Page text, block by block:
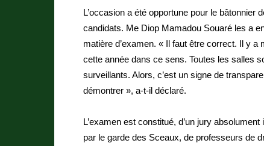
L’occasion a été opportune pour le bâtonnier
candidats. Me Diop Mamadou Souaré les a
matière d’examen. « Il faut être correct. Il y a
cette année dans ce sens. Toutes les salles
surveillants. Alors, c’est un signe de
démontrer », a-t-il déclaré.
L’examen est constitué, d’un jury
par le garde des Sceaux, de professeurs de